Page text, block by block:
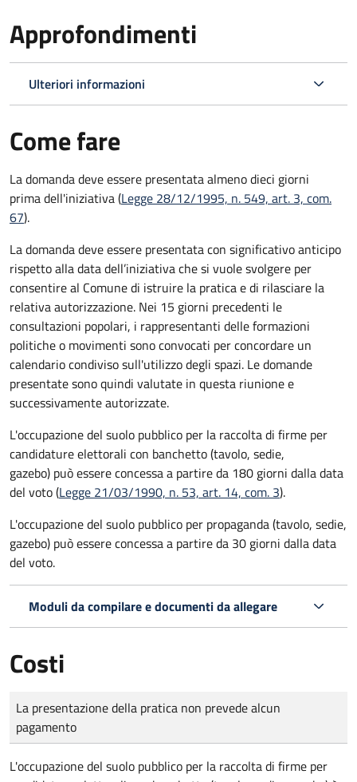
Approfondimenti
Ulteriori informazioni
Come fare
La domanda deve essere presentataalmeno dieci giorni
primadell'iniziativa (Legge 28/12/1995, n. 549, art. 3, com.
67).
La domanda deve essere presentata con significativo anticipo
rispetto alla data dell’iniziativa che si vuole svolgere per
consentire al Comune di istruire la pratica e di rilasciare la
relativa autorizzazione. Nei 15 giorni precedenti le
consultazioni popolari, i rappresentanti delle formazioni
politiche o movimenti sono convocati per concordare un
calendario condiviso sull'utilizzo degli spazi. Le domande
presentate sono quindi valutate in questa riunione e
successivamente autorizzate.
L'occupazione del suolo pubblico per la raccolta di firme per
candidature elettorali con banchetto (tavolo, sedie,
gazebo) può essere concessa a partire da 180 giorni dalla data
del voto (Legge 21/03/1990, n. 53, art. 14, com. 3).
L'occupazione del suolo pubblico per propaganda (tavolo, sedie,
gazebo) può essere concessa a partire da 30 giorni dalla data
del voto.
Moduli da compilare e documenti da allegare
Costi
Tipo di pagamento
Importo
La presentazione della pratica non prevede alcun
pagamento
L'occupazione del suolo pubblico per la raccolta di firme per